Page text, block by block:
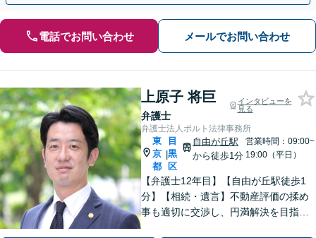
電話でお問い合わせ メールでお問い合わせ
上原子 将巨
弁護士
インタビューを
見る
弁護士法人ポルト法律事務所
東
京
都
|
目
黒
区
自由が丘駅
から徒歩1分
営業時間：09:00~
19:00（平日）
【弁護士12年目】【自由が丘駅徒歩1
分】【相続・遺言】不動産評価の揉め
事も適切に交渉し、円満解決を目指し